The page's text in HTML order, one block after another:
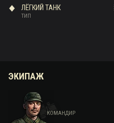
ТИП
ЛЁГКИЙ ТАНК
ЭКИПАЖ
КОМАНДИР